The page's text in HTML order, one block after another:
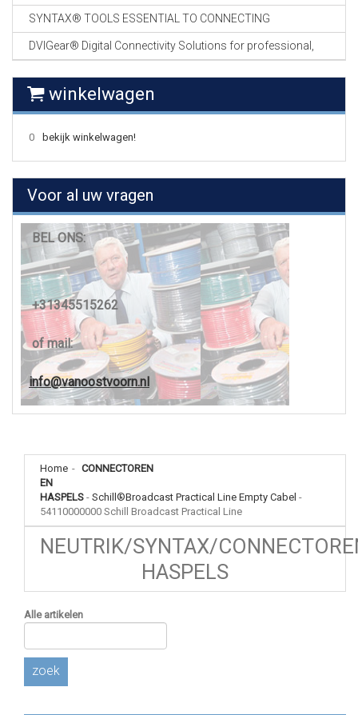
SYNTAX® TOOLS ESSENTIAL TO CONNECTING
DVIGear® Digital Connectivity Solutions for professional,
winkelwagen
0 bekijk winkelwagen!
Voor al uw vragen
BEL ONS:
+31345515262
of mail:
info@vanoostvoorn.nl
Home - CONNECTOREN
EN
HASPELS - Schill®Broadcast Practical Line Empty Cabel -
54110000000 Schill Broadcast Practical Line
NEUTRIK/SYNTAX/
HASPELS
Alle artikelen
zoek